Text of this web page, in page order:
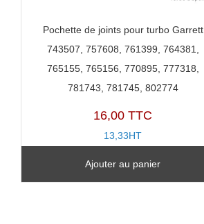
Pochette de joints pour turbo Garrett
743507, 757608, 761399, 764381,
765155, 765156, 770895, 777318,
781743, 781745, 802774
16,00 TTC
13,33HT
Ajouter au panier